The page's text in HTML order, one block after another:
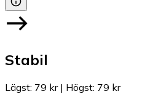
Stabil
Lägst: 79 kr| Högst: 79 kr